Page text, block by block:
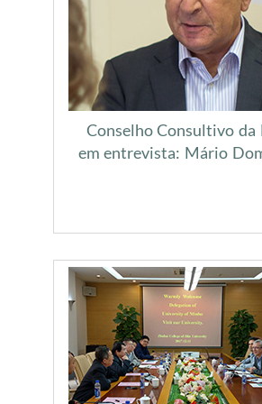
Conselho Consultivo da
em entrevista: Mário